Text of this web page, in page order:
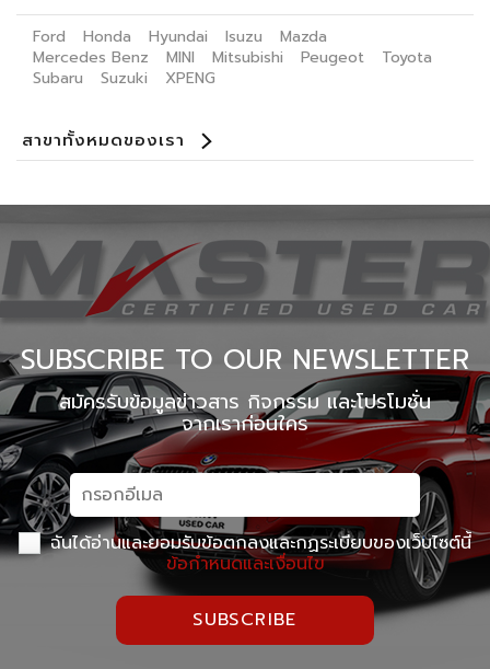
Ford Honda Hyundai Isuzu
Mazda
Mercedes Benz
MINI Mitsubishi Peugeot
Toyota
Subaru
Suzuki XPENG
สาขาทั้งหมดของเรา
Master Certified Used Car Ratchaphruek
Master Certified Used Car Ubon Ratchathani
Master Certified Used Car Phuket
Master Certified Used Car Hat Yai
Summit Honda Used Car Pattanakarn
Summit Honda Used Car บางนาตราด กม. 4.5
MINI NEXT USED CAR เอกมัย
X PENG USED CAR
SUBSCRIBE TO OUR NEWSLETTER
สมัครรับข้อมูลข่าวสาร กิจกรรม และโปรโมชั่น
จากเราก่อนใคร
ฉันได้อ่านและยอมรับข้อตกลงและกฏระเบียบของเว็บไซต์นี้
ข้อกำหนดและเงื่อนไข
SUBSCRIBE